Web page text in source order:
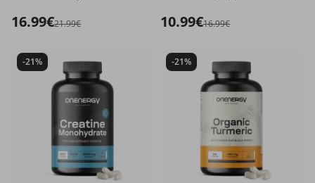
16.99€21.99€ 10.99€16.99€
-21% -21%